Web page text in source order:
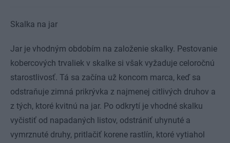
Skalka na jar
Jar je vhodným obdobím na založenie skalky. Pestovanie
kobercových trvaliek v skalke si však vyžaduje celoročnú
starostlivosť. Tá sa začína už koncom marca, keď sa
odstraňuje zimná prikrývka z najmenej citlivých druhov a
z tých, ktoré kvitnú na jar. Po odkrytí je vhodné skalku
vyčistiť od napadaných listov, odstrániť uhynuté a
vymrznuté druhy, pritlačiť korene rastlín, ktoré vytiahol